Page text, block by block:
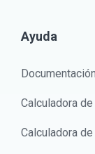
Ayuda
Documentación
Calculadora
Calculadora